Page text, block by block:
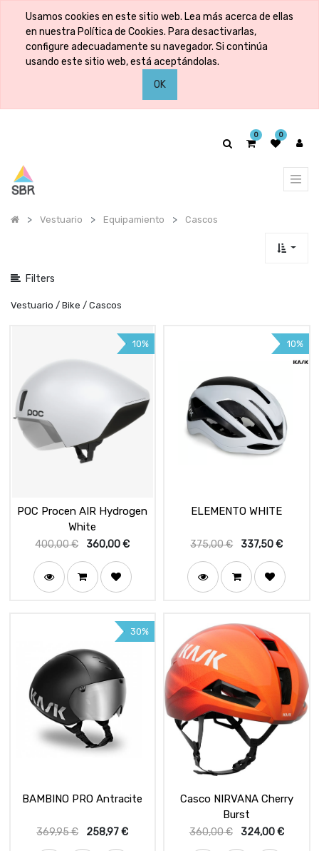
Usamos cookies en este sitio web. Lea más acerca de ellas
en nuestra Política de Cookies. Para desactivarlas,
configure adecuadamente su navegador. Si continúa
usando este sitio web, está aceptándolas.
OK
0 0
Vestuario Equipamiento Cascos
Filters
Mostrar
categorías
Vestuario / Bike / Cascos
10%
POC Procen AIR Hydrogen
White
400,00€ 360,00€
10%
ELEMENTO WHITE
375,00€ 337,50€
30%
BAMBINO PRO Antracite
369,95€ 258,97€
Casco NIRVANA Cherry
Burst
360,00€ 324,00€